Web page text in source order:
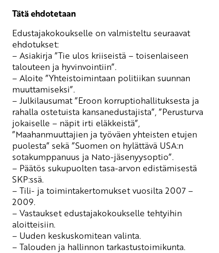
Tätä ehdotetaan
Edustajakokoukselle on valmisteltu seuraavat
ehdotukset:
– Asiakirja ”Tie ulos kriiseistä – toisenlaiseen
talouteen ja hyvinvointiin”.
– Aloite ”Yhteistoimintaan politiikan suunnan
muuttamiseksi”.
– Julkilausumat ”Eroon korruptiohallituksesta ja
rahalla ostetuista kansanedustajista”, ”Perusturva
jokaiselle – näpit irti eläkkeistä”,
”Maahanmuuttajien ja työväen yhteisten etujen
puolesta” sekä ”Suomen on hylättävä USA:n
sotakumppanuus ja Nato-jäsenyysoptio”.
– Päätös sukupuolten tasa-arvon edistämisestä
SKP:ssä.
– Tili- ja toimintakertomukset vuosilta 2007 –
2009.
– Vastaukset edustajakokoukselle tehtyihin
aloitteisiin.
– Uuden keskuskomitean valinta.
– Talouden ja hallinnon tarkastustoimikunta.